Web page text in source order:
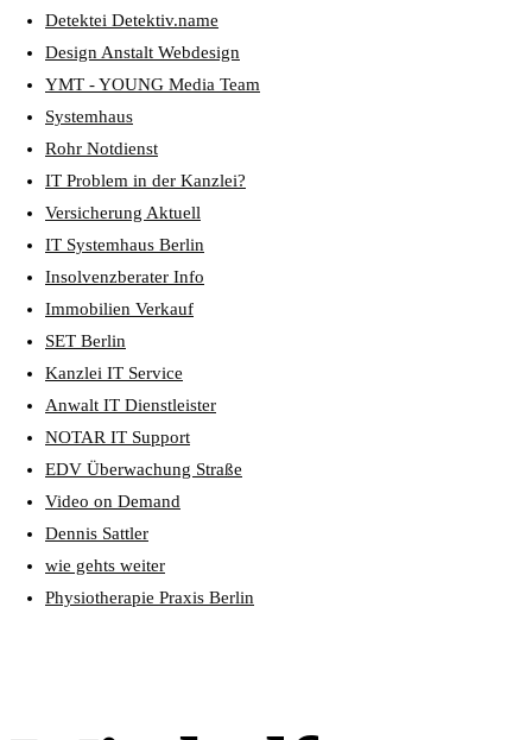
Detektei Detektiv.name
Design Anstalt Webdesign
YMT - YOUNG Media Team
Systemhaus
Rohr Notdienst
IT Problem in der Kanzlei?
Versicherung Aktuell
IT Systemhaus Berlin
Insolvenzberater Info
Immobilien Verkauf
SET Berlin
Kanzlei IT Service
Anwalt IT Dienstleister
NOTAR IT Support
EDV Überwachung Straße
Video on Demand
Dennis Sattler
wie gehts weiter
Physiotherapie Praxis Berlin